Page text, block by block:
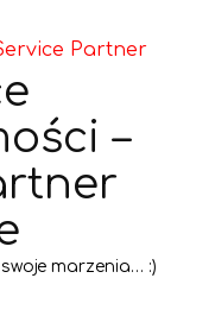
–
marzenia… :)